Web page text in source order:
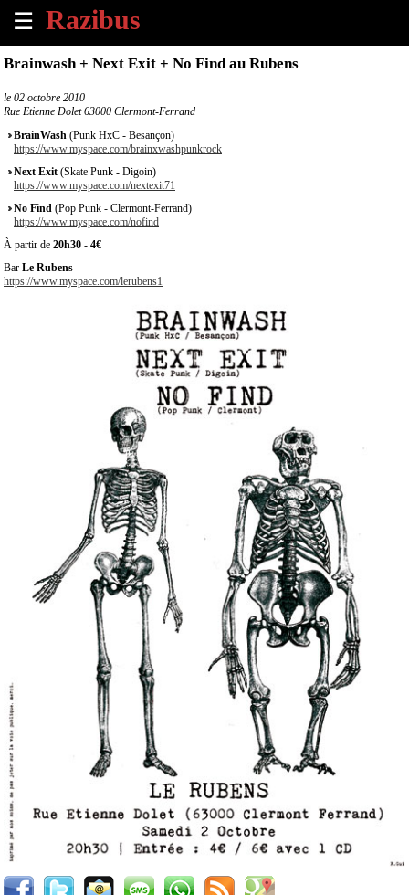
☰
×
Tous
les
évènements
à
venir
Annoncer
évènement
Brainwash + Next Exit + No Find au Rubens
le 02 octobre 2010
Rue Etienne Dolet 63000 Clermont-Ferrand
BrainWash (Punk HxC - Besançon)
https://www.myspace.com/brainxwashpunkrock
Next Exit (Skate Punk - Digoin)
https://www.myspace.com/nextexit71
No Find (Pop Punk - Clermont-Ferrand)
https://www.myspace.com/nofind
À partir de 20h30 - 4€
Bar Le Rubens
https://www.myspace.com/lerubens1